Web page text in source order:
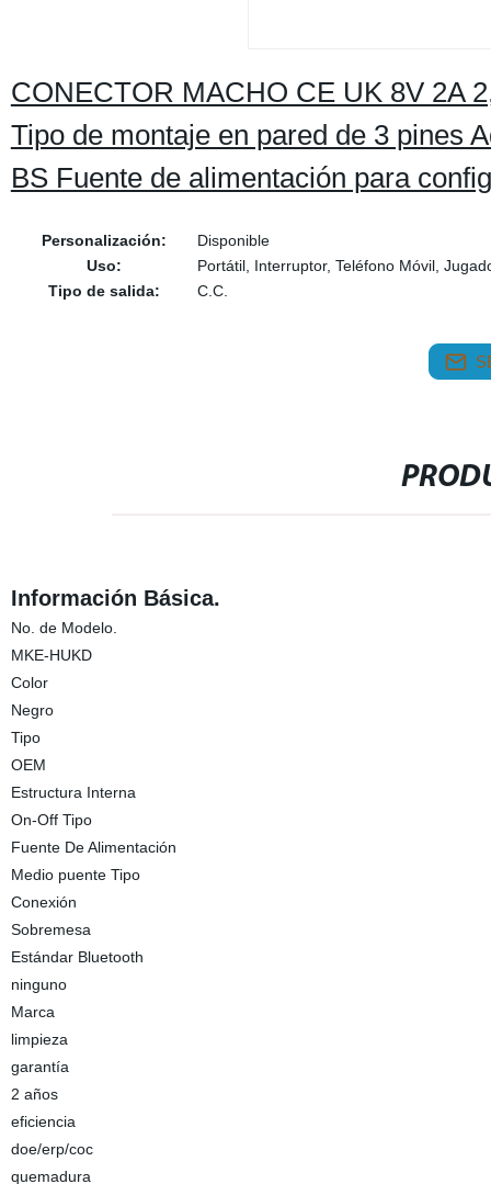
CONECTOR MACHO CE UK 8V 2A
Tipo de montaje en pared de 3 pines
BS Fuente de alimentación para
Personalización:
Disponible
Uso:
Portátil, Interruptor, Teléfono Móvil,
Tipo de salida:
C.C.
Información Básica.
No. de Modelo.
MKE-HUKD
Color
Negro
Tipo
OEM
Estructura Interna
On-Off Tipo
Fuente De Alimentación
Medio puente Tipo
Conexión
Sobremesa
Estándar Bluetooth
ninguno
Marca
limpieza
garantía
2 años
eficiencia
doe/erp/coc
quemadura